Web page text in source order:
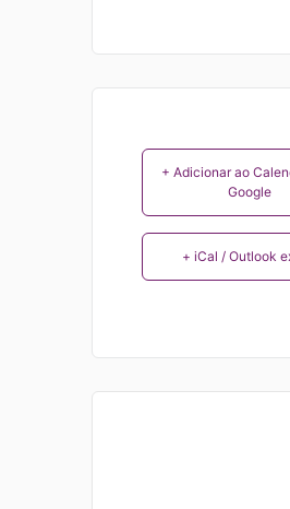
+ Adicionar ao
Google
+ iCal / Outlook